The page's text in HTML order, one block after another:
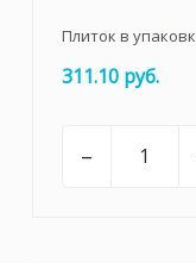
Плиток в
311.10 руб.
–